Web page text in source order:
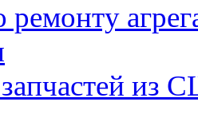
ремонту
запчастей